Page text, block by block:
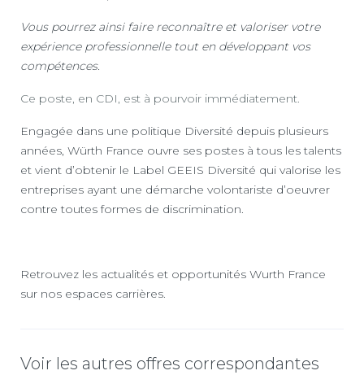
Vous pourrez ainsi faire reconnaître et valoriser votre
expérience professionnelle tout en développant vos
compétences.
Ce poste, en CDI, est à pourvoir immédiatement.
Engagée dans une politique Diversité depuis plusieurs
années, Würth France ouvre ses postes à tous les talents
et vient d’obtenir le Label GEEIS Diversité qui valorise les
entreprises ayant une démarche volontariste d’oeuvrer
contre toutes formes de discrimination.
Retrouvez les actualités et opportunités Wurth France
sur nos espaces carrières.
Voir les autres offres correspondantes